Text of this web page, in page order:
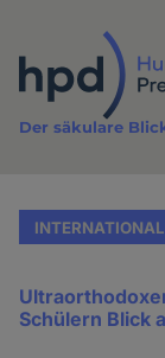
Inhalt
Der säkulare
Schülern Blick